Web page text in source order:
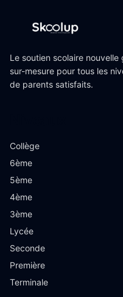
Le soutien scolaire
sur-mesure pour tous les
de parents satisfaits.
Collège
6ème
5ème
4ème
3ème
Lycée
Seconde
Première
Terminale